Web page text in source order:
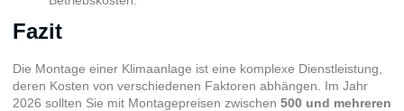
Fazit
Die Montage einer Klimaanlage ist eine komplexe Dienstleistung,
deren Kosten von verschiedenen Faktoren abhängen. Im Jahr
2026 sollten Sie mit Montagepreisen zwischen 500 und mehreren